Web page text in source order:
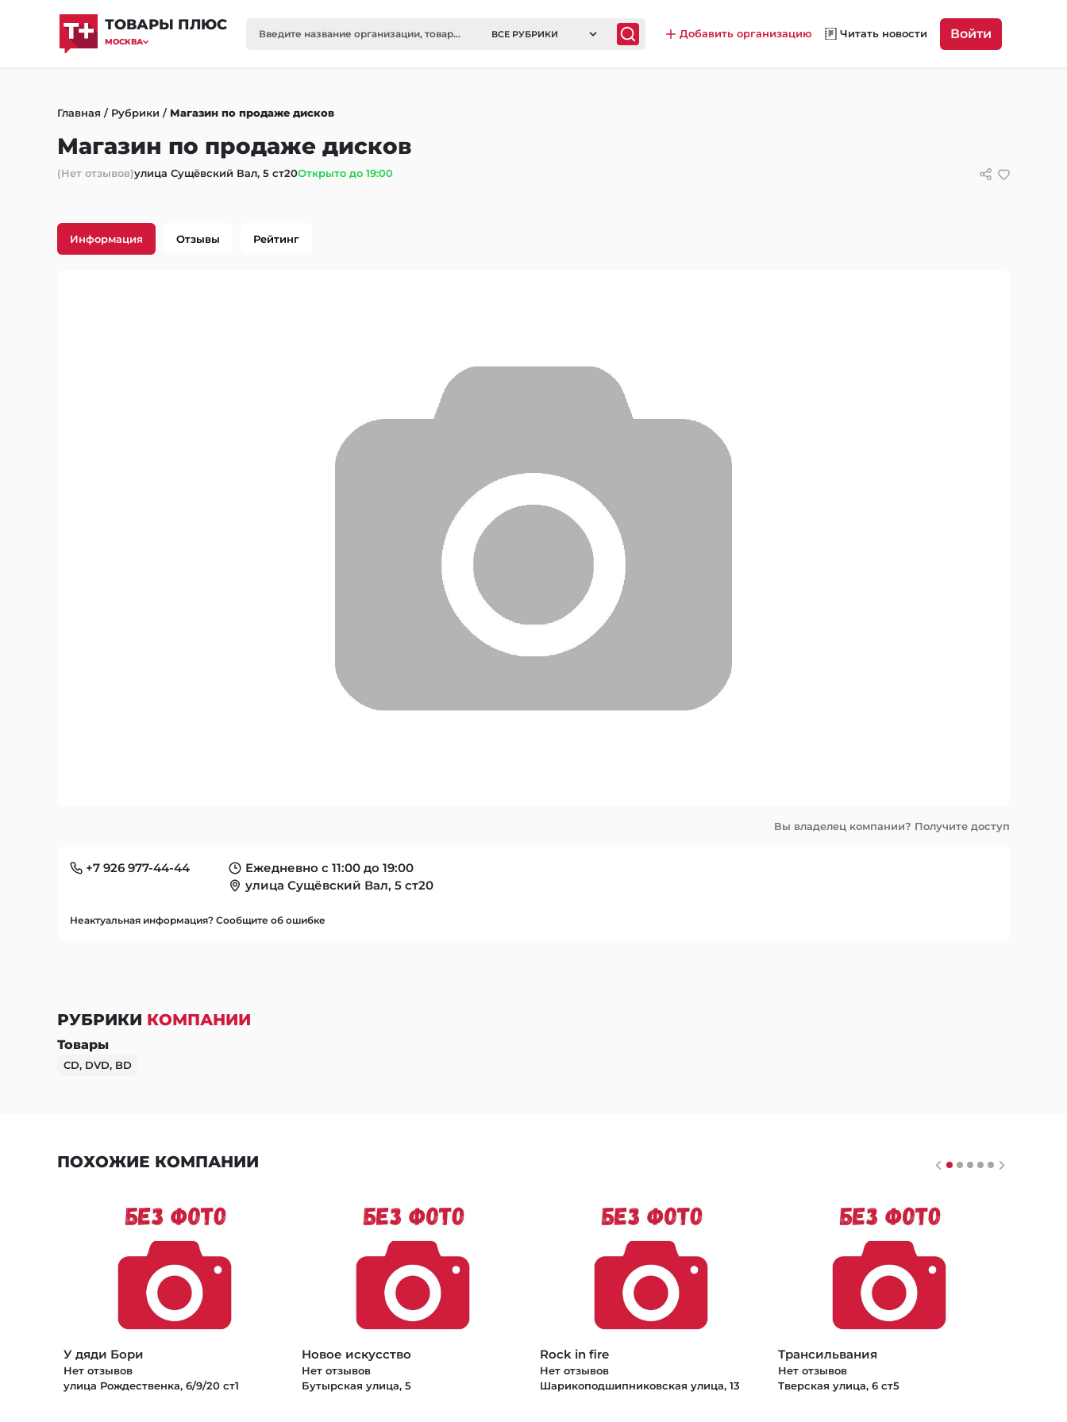
ТОВАРЫ ПЛЮС
МОСКВА
ВСЕ РУБРИКИ Добавить организацию Читать новости Войти
Главная / Рубрики / Магазин по продаже дисков
Магазин по продаже дисков
(Нет отзывов)улица Сущёвский Вал, 5 ст20Открыто до 19:00
Информация Отзывы Рейтинг
Вы владелец компании? Получите доступ
+7 926 977-44-44
Ежедневно с 11:00 до 19:00
улица Сущёвский Вал, 5 ст20
Неактуальная информация? Сообщите об ошибке
РУБРИКИ КОМПАНИИ
Товары
CD, DVD, BD
ПОХОЖИЕ КОМПАНИИ
У дяди Бори
Нет отзывов
улица Рождественка, 6/9/20 ст1
Новое искусство
Нет отзывов
Бутырская улица, 5
Rock in fire
Нет отзывов
Шарикоподшипниковская улица, 13
Трансильвания
Нет отзывов
Тверская улица, 6 ст5